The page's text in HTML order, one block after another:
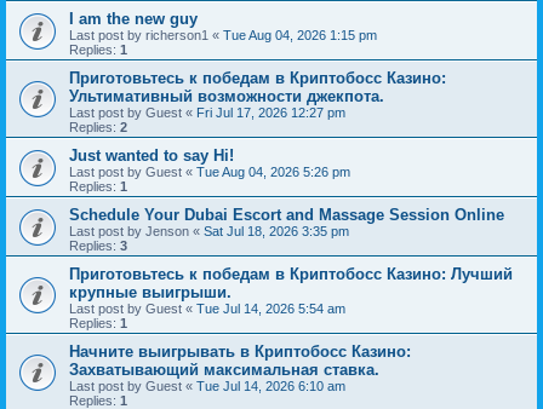
I am the new guy
Last post by richerson1 « Tue Aug 04, 2026 1:15 pm
Replies: 1
Приготовьтесь к победам в Криптобосс Казино:
Ультимативный возможности джекпота.
Last post by Guest « Fri Jul 17, 2026 12:27 pm
Replies: 2
Just wanted to say Hi!
Last post by Guest « Tue Aug 04, 2026 5:26 pm
Replies: 1
Schedule Your Dubai Escort and Massage Session Online
Last post by Jenson « Sat Jul 18, 2026 3:35 pm
Replies: 3
Приготовьтесь к победам в Криптобосс Казино: Лучший
крупные выигрыши.
Last post by Guest « Tue Jul 14, 2026 5:54 am
Replies: 1
Начните выигрывать в Криптобосс Казино:
Захватывающий максимальная ставка.
Last post by Guest « Tue Jul 14, 2026 6:10 am
Replies: 1